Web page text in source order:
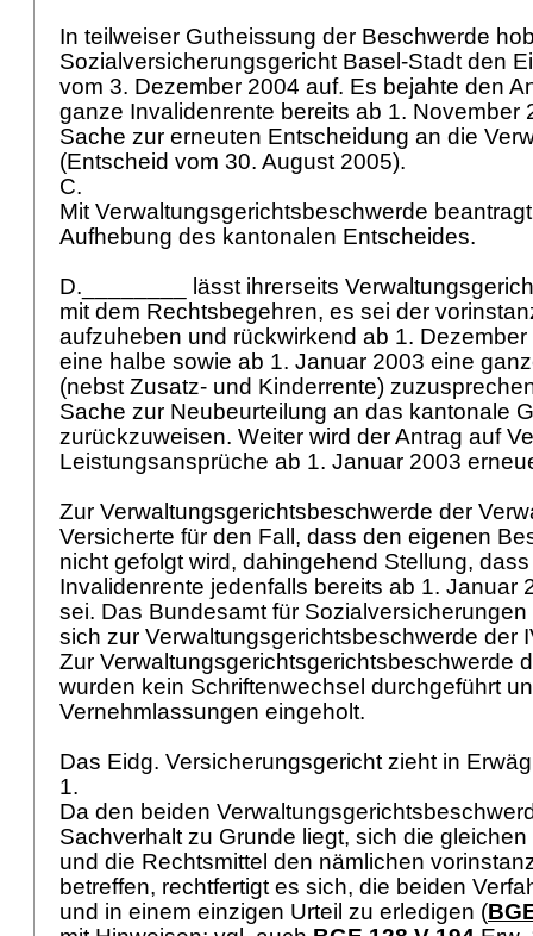
In teilweiser Gutheissung der Beschwerde
Sozialversicherungsgericht Basel-Stadt den
vom 3. Dezember 2004 auf. Es bejahte den
ganze Invalidenrente bereits ab 1. November
Sache zur erneuten Entscheidung an die
(Entscheid vom 30. August 2005).
C.
Mit Verwaltungsgerichtsbeschwerde
Aufhebung des kantonalen Entscheides.
D.________ lässt ihrerseits
mit dem Rechtsbegehren, es sei der
aufzuheben und rückwirkend ab 1.
eine halbe sowie ab 1. Januar 2003 eine
(nebst Zusatz- und Kinderrente)
Sache zur Neubeurteilung an das kantonale
zurückzuweisen. Weiter wird der Antrag auf
Leistungsansprüche ab 1. Januar 2003
Zur Verwaltungsgerichtsbeschwerde der
Versicherte für den Fall, dass den eigenen
nicht gefolgt wird, dahingehend Stellung,
Invalidenrente jedenfalls bereits ab 1. Januar
sei. Das Bundesamt für
sich zur Verwaltungsgerichtsbeschwerde der
Zur Verwaltungsgerichtsgerichtsbeschwerde
wurden kein Schriftenwechsel durchgeführt
Vernehmlassungen eingeholt.
Das Eidg. Versicherungsgericht zieht in
1.
Da den beiden
Sachverhalt zu Grunde liegt, sich die
und die Rechtsmittel den nämlichen
betreffen, rechtfertigt es sich, die beiden
und in einem einzigen Urteil zu erledigen (